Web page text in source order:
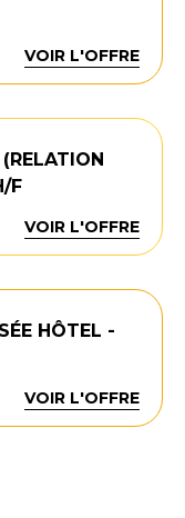
VOIR L'OFFRE
F
VOIR L'OFFRE
HÔTEL -
VOIR L'OFFRE